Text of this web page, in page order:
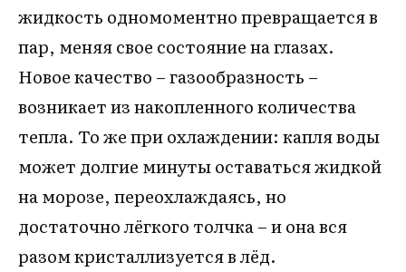
жидкость одномоментно превращается в
пар, меняя свое состояние на глазах.
Новое качество – газообразность –
возникает из накопленного количества
тепла. То же при охлаждении: капля воды
может долгие минуты оставаться жидкой
на морозе, переохлаждаясь, но
достаточно лёгкого толчка – и она вся
разом кристаллизуется в лёд.